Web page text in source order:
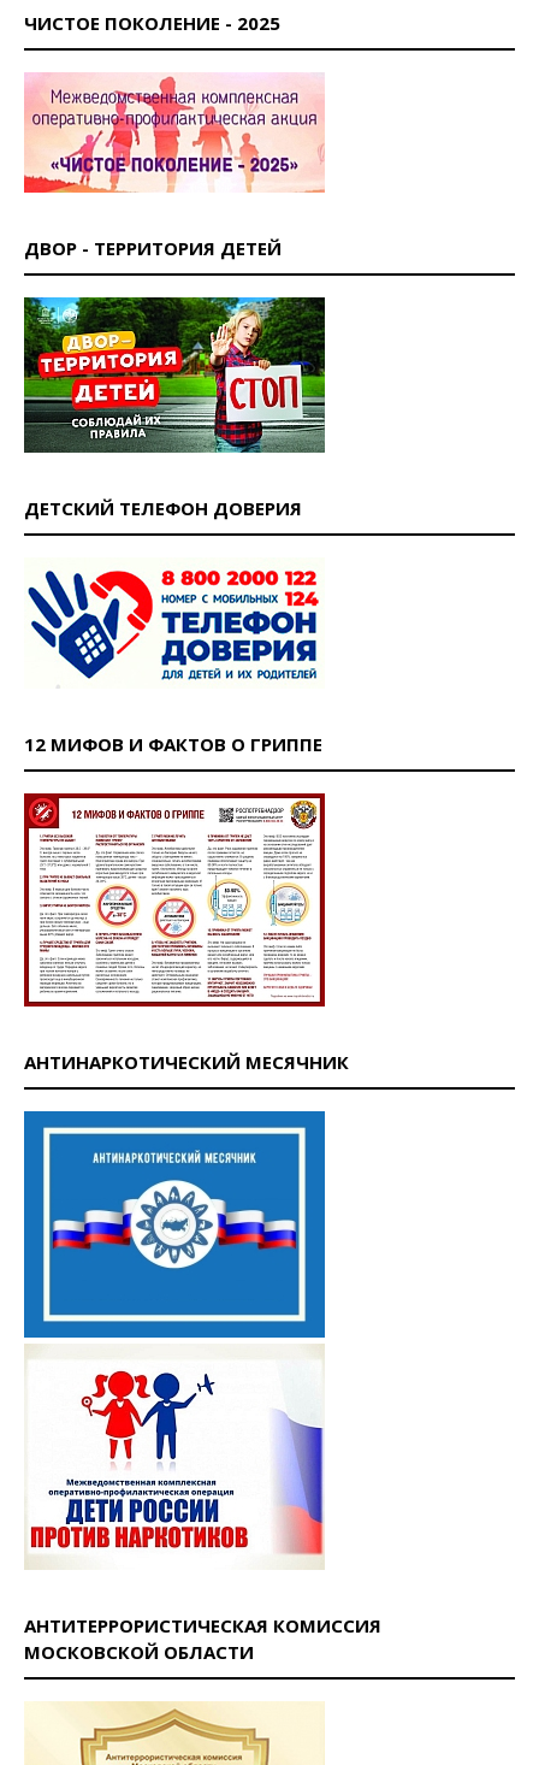
ЧИСТОЕ ПОКОЛЕНИЕ - 2025
ДВОР - ТЕРРИТОРИЯ ДЕТЕЙ
ДЕТСКИЙ ТЕЛЕФОН ДОВЕРИЯ
12 МИФОВ И ФАКТОВ О ГРИППЕ
АНТИНАРКОТИЧЕСКИЙ МЕСЯЧНИК
АНТИТЕРРОРИСТИЧЕСКАЯ КОМИССИЯ
МОСКОВСКОЙ ОБЛАСТИ